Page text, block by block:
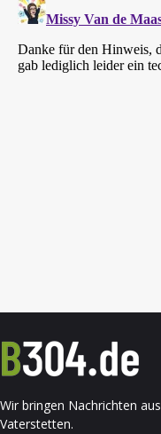
Wir bringen Nachrichten
Vaterstetten.